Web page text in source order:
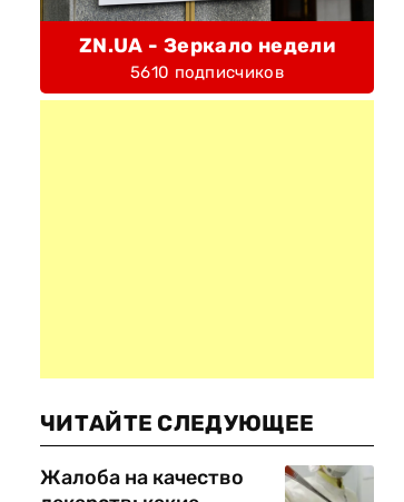
ZN.UA - Зеркало недели
5610 подписчиков
ЧИТАЙТЕ СЛЕДУЮЩЕЕ
Жалоба на качество